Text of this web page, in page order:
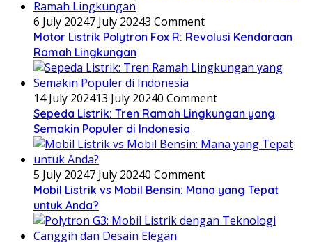
6 July 20247 July 20243 Comment
Motor Listrik Polytron Fox R: Revolusi Kendaraan
Ramah Lingkungan
14 July 202413 July 20240 Comment
Sepeda Listrik: Tren Ramah Lingkungan yang
Semakin Populer di Indonesia
5 July 20247 July 20240 Comment
Mobil Listrik vs Mobil Bensin: Mana yang Tepat
untuk Anda?